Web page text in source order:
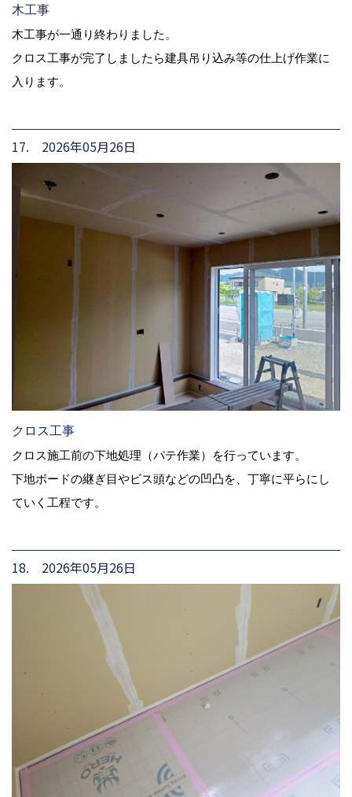
木工事
木工事が一通り終わりました。
クロス工事が完了しましたら建具吊り込み等の仕上げ作業に
入ります。
17. 2026年05月26日
クロス工事
クロス施工前の下地処理（パテ作業）を行っています。
下地ボードの継ぎ目やビス頭などの凹凸を、丁寧に平らにし
ていく工程です。
18. 2026年05月26日